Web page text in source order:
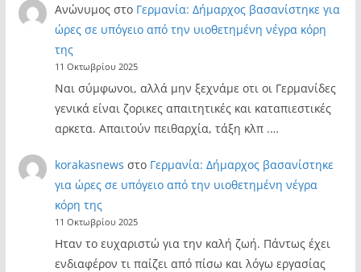
Ανώνυμος στο Γερμανία: Δήμαρχος βασανίστηκε για
ώρες σε υπόγειο από την υιοθετημένη νέγρα κόρη
της
11 Οκτωβρίου 2025
Ναι σύμφωνοι, αλλά μην ξεχνάμε οτι οι Γερμανίδες
γενικά είναι ζορικες απαιτητικές και καταπιεστικές
αρκετα. Απαιτούν πειθαρχία, τάξη κλπ .…
korakasnews στο Γερμανία: Δήμαρχος βασανίστηκε
για ώρες σε υπόγειο από την υιοθετημένη νέγρα
κόρη της
11 Οκτωβρίου 2025
Ηταν το ευχαριστώ για την καλή ζωή. Πάντως έχει
ενδιαφέρον τι παίζει από πίσω και λόγω εργασίας